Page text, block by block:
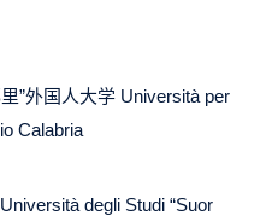
”外国人大学 Università per
Calabria
degli Studi “Suor